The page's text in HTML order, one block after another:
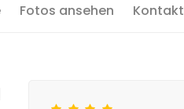
Fotos ansehen Kontakt